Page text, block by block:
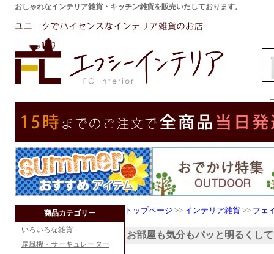
おしゃれなインテリア雑貨・キッチン雑貨を販売いたしております。
商品カテゴリー
いろいろな雑貨
扇風機・サーキュレーター
トップページ >> インテリア雑貨 >> フェ
お部屋も気分もパッと明るくし